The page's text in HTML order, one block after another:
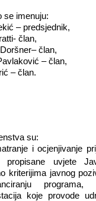
se imenuju:
– predsjednik,
član,
član,
– član,
– član.
su:
i ocjenjivanje
propisane uvjete
kriterijima javnog
programa,
koje provode